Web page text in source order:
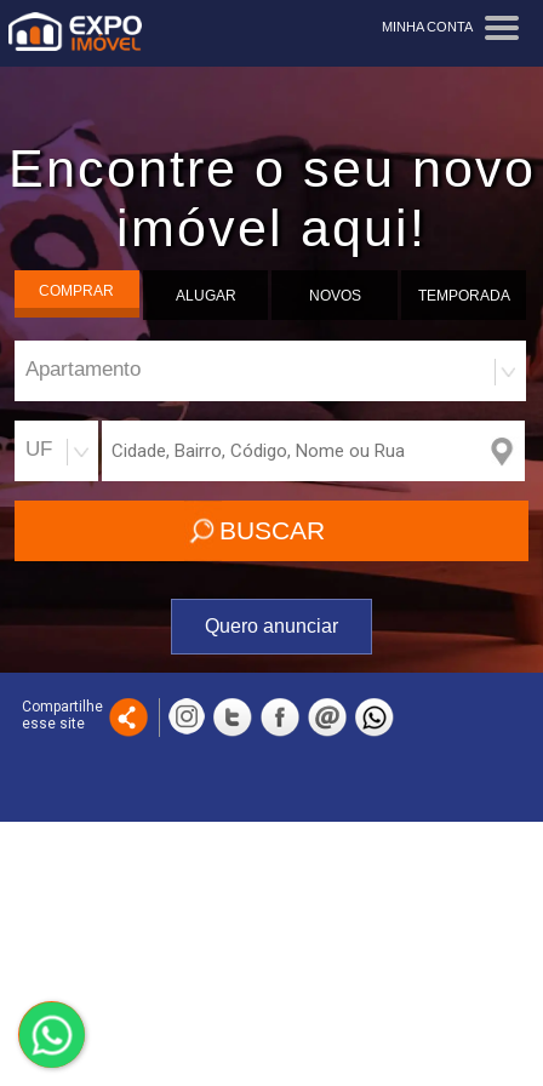
MINHA CONTA
Encontre o seu novo
imóvel aqui!
COMPRAR ALUGAR NOVOS TEMPORADA
Apartamento
UF
Quero anunciar
Compartilhe
esse site